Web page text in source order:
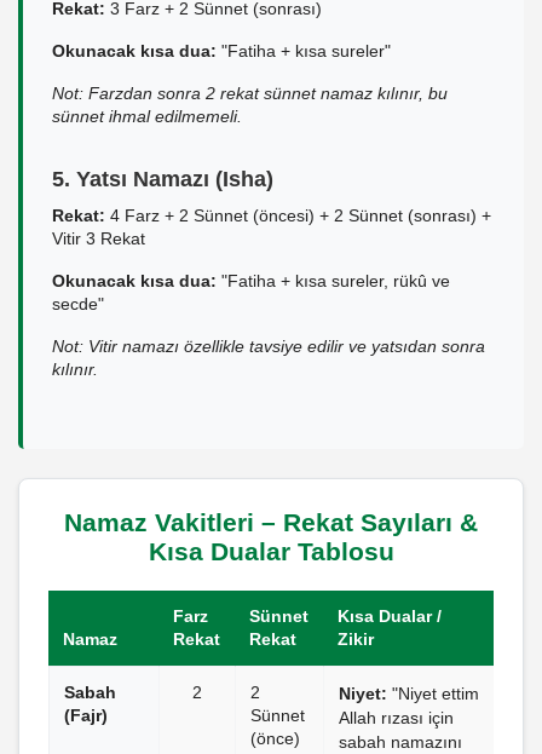
Rekat: 3 Farz + 2 Sünnet (sonrası)
Okunacak kısa dua: "Fatiha + kısa sureler"
Not: Farzdan sonra 2 rekat sünnet namaz kılınır, bu
sünnet ihmal edilmemeli.
5. Yatsı Namazı (Isha)
Rekat: 4 Farz + 2 Sünnet (öncesi) + 2 Sünnet (sonrası) +
Vitir 3 Rekat
Okunacak kısa dua: "Fatiha + kısa sureler, rükû ve
secde"
Not: Vitir namazı özellikle tavsiye edilir ve yatsıdan sonra
kılınır.
Namaz Vakitleri – Rekat Sayıları &
Kısa Dualar Tablosu
Namaz
Farz
Rekat
Sünnet
Rekat
Kısa Dualar /
Zikir
Sabah
(Fajr)
2
2
Sünnet
(önce)
Niyet: "Niyet ettim
Allah rızası için
sabah namazını